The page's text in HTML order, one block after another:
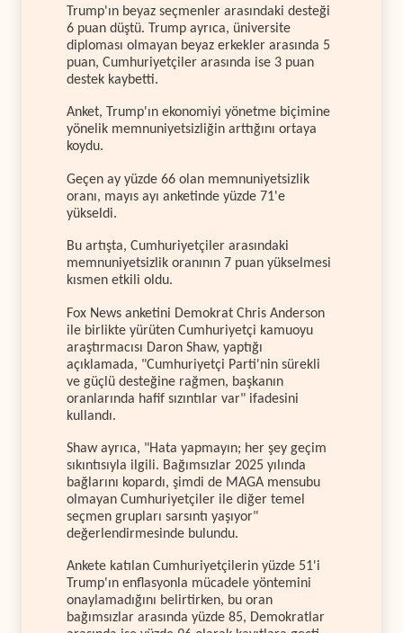
Trump'ın beyaz seçmenler arasındaki desteği
6 puan düştü. Trump ayrıca, üniversite
diploması olmayan beyaz erkekler arasında 5
puan, Cumhuriyetçiler arasında ise 3 puan
destek kaybetti.
Anket, Trump'ın ekonomiyi yönetme biçimine
yönelik memnuniyetsizliğin arttığını ortaya
koydu.
Geçen ay yüzde 66 olan memnuniyetsizlik
oranı, mayıs ayı anketinde yüzde 71'e
yükseldi.
Bu artışta, Cumhuriyetçiler arasındaki
memnuniyetsizlik oranının 7 puan yükselmesi
kısmen etkili oldu.
Fox News anketini Demokrat Chris Anderson
ile birlikte yürüten Cumhuriyetçi kamuoyu
araştırmacısı Daron Shaw, yaptığı
açıklamada, "Cumhuriyetçi Parti'nin sürekli
ve güçlü desteğine rağmen, başkanın
oranlarında hafif sızıntılar var" ifadesini
kullandı.
Shaw ayrıca, "Hata yapmayın; her şey geçim
sıkıntısıyla ilgili. Bağımsızlar 2025 yılında
bağlarını kopardı, şimdi de MAGA mensubu
olmayan Cumhuriyetçiler ile diğer temel
seçmen grupları sarsıntı yaşıyor"
değerlendirmesinde bulundu.
Ankete katılan Cumhuriyetçilerin yüzde 51'i
Trump'ın enflasyonla mücadele yöntemini
onaylamadığını belirtirken, bu oran
bağımsızlar arasında yüzde 85, Demokratlar